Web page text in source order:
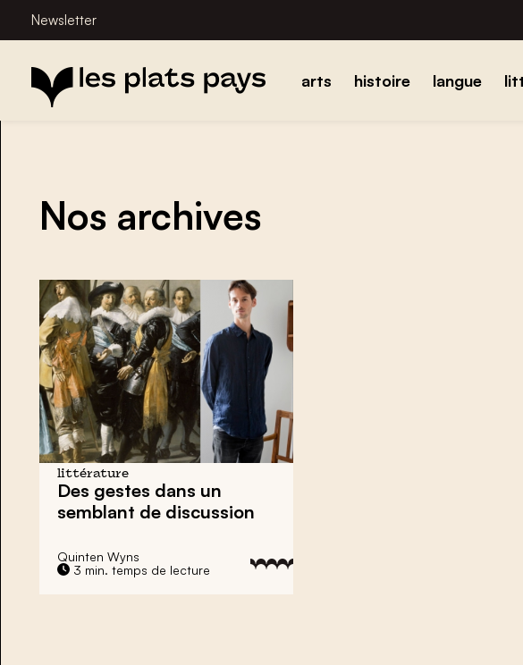
Newsletter
arts histoire langue
Nos archives
littérature
Des gestes dans un
semblant de discussion
Quinten Wyns
3 min. temps de lecture